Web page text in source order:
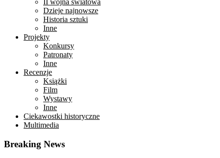
II wojna światowa
Dzieje najnowsze
Historia sztuki
Inne
Projekty
Konkursy
Patronaty
Inne
Recenzje
Książki
Film
Wystawy
Inne
Ciekawostki historyczne
Multimedia
Breaking News